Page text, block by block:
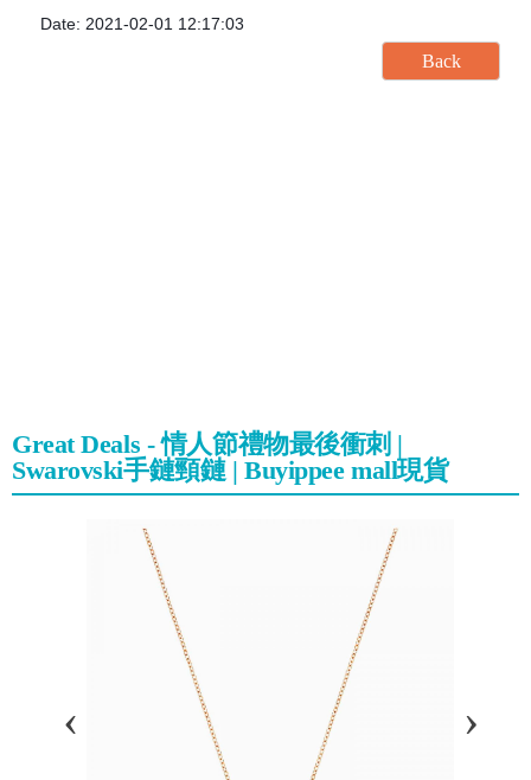
Date: 2021-02-01 12:17:03
Great Deals - 情人節禮物最後衝刺 |
Swarovski手鏈頸鏈 | Buyippee mall現貨